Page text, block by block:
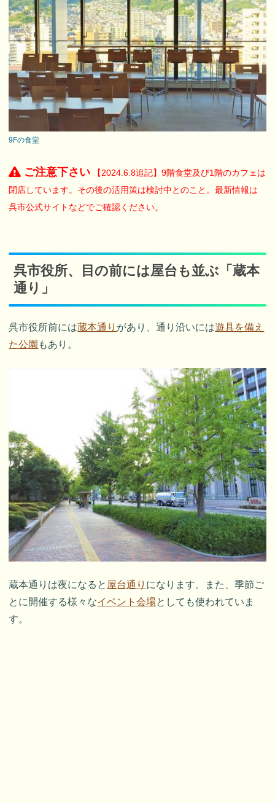
9Fの食堂
ご注意下さい
【2024.6.8追記】9階食堂及び1階のカフェは
閉店しています。その後の活用策は検討中とのこと。最新情報は
呉市公式サイトなどでご確認ください。
呉市役所、目の前には屋台も並ぶ「蔵本
通り」
呉市役所前には蔵本通り があり、通り沿いには遊具を備え
た公園 もあり。
蔵本通りは夜になると 屋台通り になります。また、季節ご
とに開催する様々なイベント会場としても使われていま
す。